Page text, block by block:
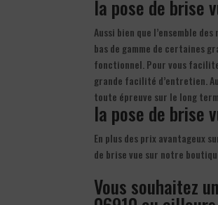
la pose de brise
Aussi bien que l’ensemble
bas de gamme de certaines
fonctionnel. Pour vous
grande facilité d’entretien.
toute épreuve sur le long
la pose de brise
En plus des prix avantageux
de brise vue sur notre
Vous souhaitez